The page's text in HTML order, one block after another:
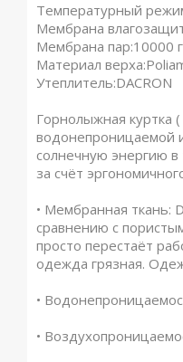
Температурный
Мембрана
Мембрана пар:10000
Материал
Утеплитель:DACRON
Горнолыжная куртка
водонепроницаемой
солнечную энергию в
за счёт
• Мембранная ткань:
сравнению с
просто перестаёт
одежда грязная.
•
•